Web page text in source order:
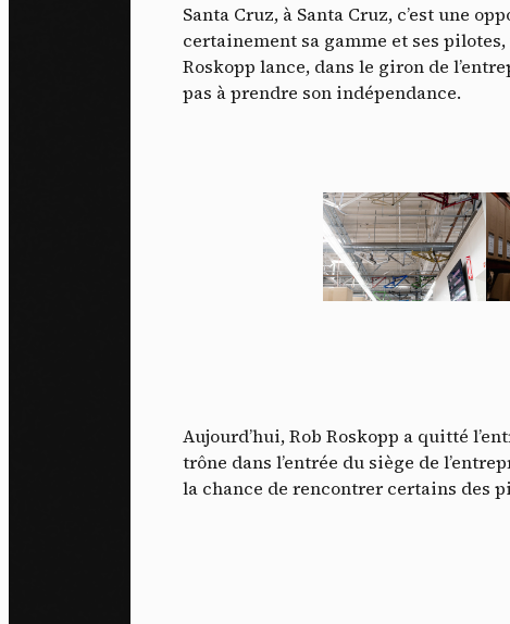
Santa Cruz, à Santa Cruz, c’est une
certainement sa gamme et ses
Roskopp lance, dans le giron de
pas à prendre son indépendance.
Aujourd’hui, Rob Roskopp a quitté
trône dans l’entrée du siège de
la chance de rencontrer certains des